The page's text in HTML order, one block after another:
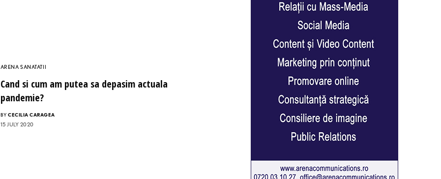
ARENA SANATATII
Cand si cum am putea sa depasim actuala
pandemie?
BY CECILIA CARAGEA
15 JULY 2020